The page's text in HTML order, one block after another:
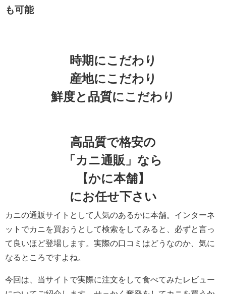
も可能
時期にこだわり
産地にこだわり
鮮度と品質にこだわり
高品質で格安の
「カニ通販」なら
【かに本舗】
にお任せ下さい
カニの通販サイトとして人気のあるかに本舗。 インターネ
ットでカニを買おうとして検索をしてみると、 必ずと言っ
て良いほど登場します。実際の口コミはどうなのか、 気に
なるところですよね。
今回は、 当サイトで実際に注文をして食べてみたレビュー